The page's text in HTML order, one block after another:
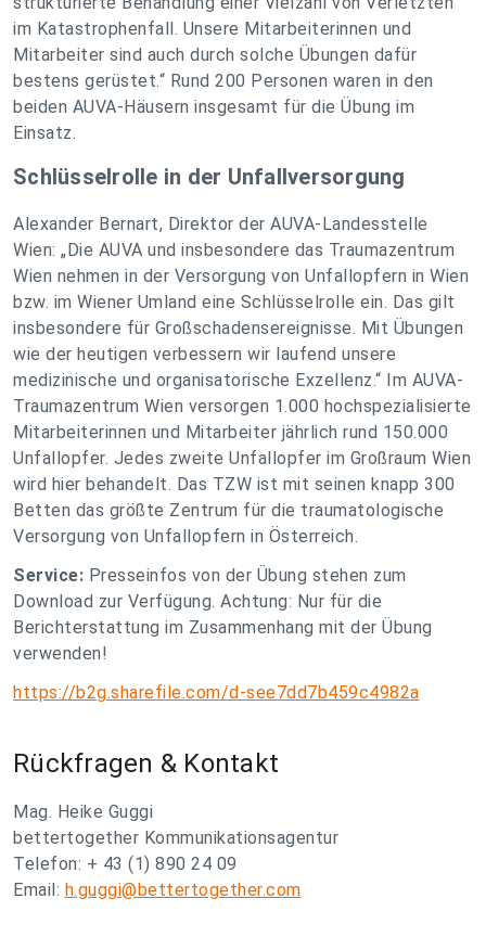
im Katastrophenfall. Unsere Mitarbeiterinnen und
Mitarbeiter sind auch durch solche Übungen dafür
bestens gerüstet.“ Rund 200 Personen waren in den
beiden AUVA-Häusern insgesamt für die Übung im
Einsatz.
Schlüsselrolle in der Unfallversorgung
Alexander Bernart, Direktor der AUVA-Landesstelle
Wien: „Die AUVA und insbesondere das Traumazentrum
Wien nehmen in der Versorgung von Unfallopfern in Wien
bzw. im Wiener Umland eine Schlüsselrolle ein. Das gilt
insbesondere für Großschadensereignisse. Mit Übungen
wie der heutigen verbessern wir laufend unsere
medizinische und organisatorische Exzellenz.“ Im AUVA-
Traumazentrum Wien versorgen 1.000 hochspezialisierte
Mitarbeiterinnen und Mitarbeiter jährlich rund 150.000
Unfallopfer. Jedes zweite Unfallopfer im Großraum Wien
wird hier behandelt. Das TZW ist mit seinen knapp 300
Betten das größte Zentrum für die traumatologische
Versorgung von Unfallopfern in Österreich.
Service: Presseinfos von der Übung stehen zum
Download zur Verfügung. Achtung: Nur für die
Berichterstattung im Zusammenhang mit der Übung
verwenden!
https://b2g.sharefile.com/d-see7dd7b459c4982a
Rückfragen & Kontakt
Mag. Heike Guggi
bettertogether Kommunikationsagentur
Telefon: + 43 (1) 890 24 09
Email: h.guggi@bettertogether.com